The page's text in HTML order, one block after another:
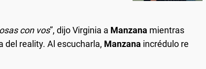
con vos”, dijo Virginia a Manzana mientras
del reality. Al escucharla, Manzana incrédulo re